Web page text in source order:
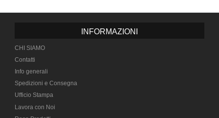
INFORMAZIONI
CHI SIAMO
Contatti
Info generali
Spedizioni e Consegna
Ufficio Stampa
Lavora con Noi